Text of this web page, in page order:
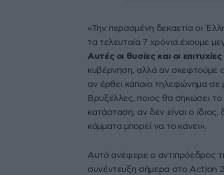
«Την περασμένη δεκαετία οι
τα τελευταία 7 χρόνια έχουμε
Αυτές οι θυσίες και οι
κυβέρνηση, αλλά αν σκεφτούμε
αν έρθει κάποιο τηλεφώνημα σε
Βρυξέλλες, ποιος θα σηκώσει το
κατάσταση, αν δεν είναι ο
κόμματα μπορεί να το κάνει».
Αυτό ανέφερε ο αντιπρόεδρος
συνέντευξη σήμερα στο Action